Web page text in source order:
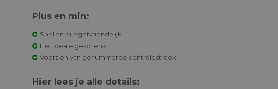
Plus en min:
Snel en budgetvriendelijk
Het ideale geschenk
Voorzien van genummerde controlestrook
Hier lees je alle details: